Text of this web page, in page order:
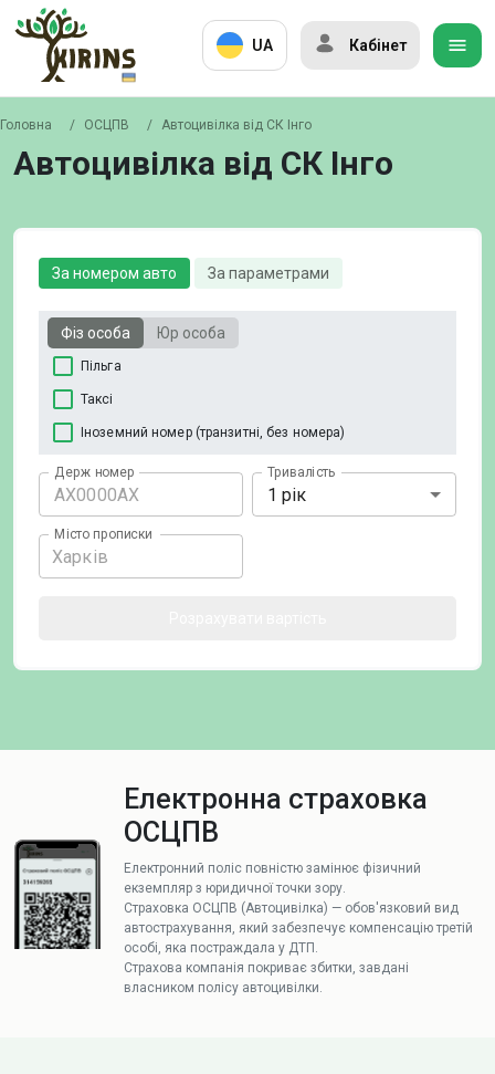
UA Кабінет
Головна / ОСЦПВ / Автоцивілка від СК Інго
Автоцивілка від СК Інго
За номером авто За параметрами
Фіз особа Юр особа
Пільга
Таксі
Іноземний номер (транзитні, без номера)
Держ номер Тривалість
1 рік
Місто прописки
Електронна страховка
ОСЦПВ
Електронний поліс повністю замінює фізичний
екземпляр з юридичної точки зору.
Страховка ОСЦПВ (Автоцивілка) — обов'язковий вид
автострахування, який забезпечує компенсацію третій
особі, яка постраждала у ДТП.
Страхова компанія покриває збитки, завдані
власником полісу автоцивілки.